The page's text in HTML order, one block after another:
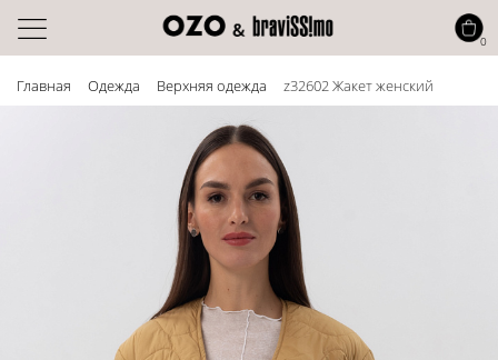
Главная Одежда Верхняя одежда z32602 Жакет женский
0